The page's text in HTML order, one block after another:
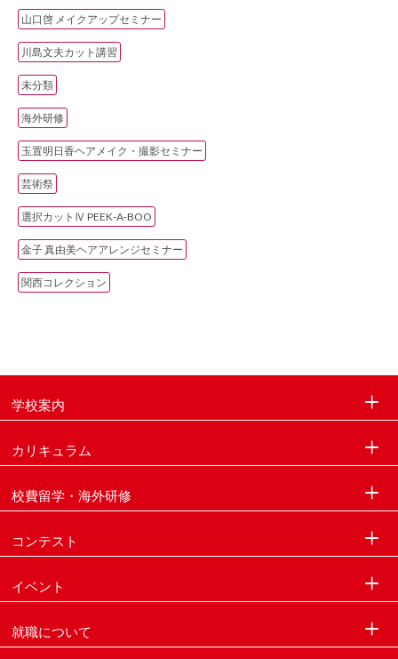
山口啓 メイクアップセミナー
川島文夫カット講習
未分類
海外研修
玉置明日香ヘアメイク・撮影セミナー
芸術祭
選択カットⅣ PEEK‐A‐BOO
金子 真由美ヘアアレンジセミナー
関西コレクション
学校案内
カリキュラム
校費留学・海外研修
コンテスト
イベント
就職について